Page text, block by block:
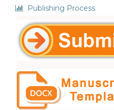
Publishing Process